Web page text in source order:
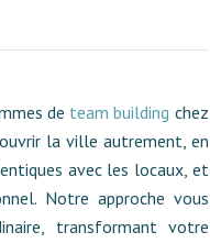
de team building chez
la ville autrement, en
avec les locaux, et
Notre approche vous
transformant votre